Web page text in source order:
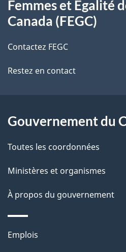
i
s
d
l
a
p
a
e
propos
ce
site
Femmes et Égalité
Canada (FEGC)
Contactez FEGC
Restez en contact
Gouvernement du
Toutes les coordonnées
Ministères et organismes
À propos du gouvernement
Thèmes
Emplois